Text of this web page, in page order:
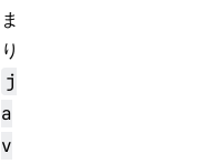
ま
り
j
a
v